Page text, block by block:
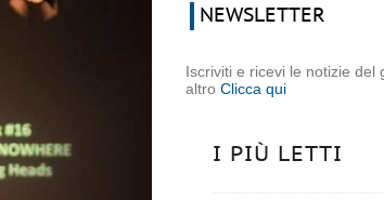
NEWSLETTER
Iscriviti e ricevi le notizie del
altroClicca qui
I PIÙ LETTI